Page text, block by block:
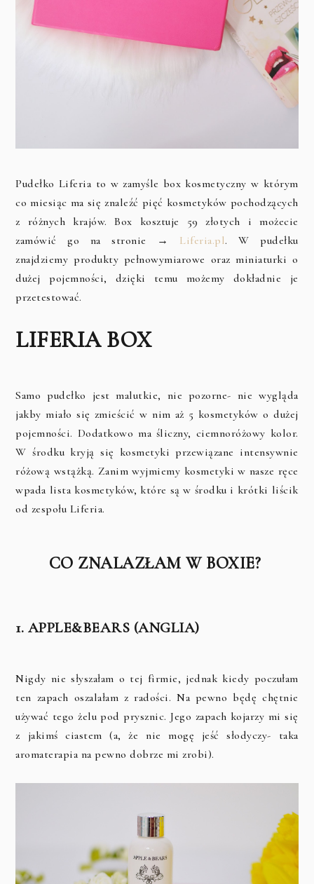
Pudełko Liferia to w zamyśle box kosmetyczny w którym
co miesiąc ma się znaleźć pięć kosmetyków pochodzących
z różnych krajów. Box kosztuje 59 złotych i możecie
zamówić go na stronie → Liferia.pl. W pudełku
znajdziemy produkty pełnowymiarowe oraz miniaturki o
dużej pojemności, dzięki temu możemy dokładnie je
przetestować.
LIFERIA BOX
Samo pudełko jest malutkie, nie pozorne- nie wygląda
jakby miało się zmieścić w nim aż 5 kosmetyków o dużej
pojemności. Dodatkowo ma śliczny, ciemnoróżowy kolor.
W środku kryją się kosmetyki przewiązane intensywnie
różową wstążką. Zanim wyjmiemy kosmetyki w nasze ręce
wpada lista kosmetyków, które są w środku i krótki liścik
od zespołu Liferia.
CO ZNALAZŁAM W BOXIE?
1. APPLE&BEARS (ANGLIA)
Nigdy nie słyszałam o tej firmie, jednak kiedy poczułam
ten zapach oszalałam z radości. Na pewno będę chętnie
używać tego żelu pod prysznic. Jego zapach kojarzy mi się
z jakimś ciastem (a, że nie mogę jeść słodyczy- taka
aromaterapia na pewno dobrze mi zrobi).